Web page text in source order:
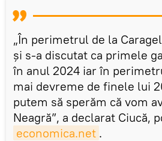
„În perimetrul de la
şi s-a discutat ca primele
în anul 2024 iar în
mai devreme de finele lui
putem să sperăm că vom
Neagră”, a declarat Ciucă,
economica.net .